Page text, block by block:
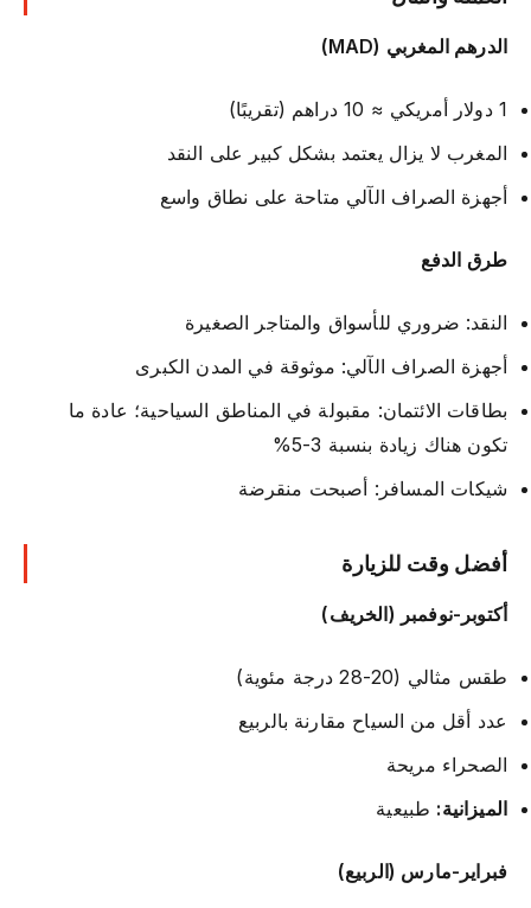
الدرهم المغربي (MAD)
1 دولار أمريكي ≈ 10 دراهم (تقريبًا)
المغرب لا يزال يعتمد بشكل كبير على النقد
أجهزة الصراف الآلي متاحة على نطاق واسع
طرق الدفع
النقد: ضروري للأسواق والمتاجر الصغيرة
أجهزة الصراف الآلي: موثوقة في المدن الكبرى
بطاقات الائتمان: مقبولة في المناطق السياحية؛ عادة ما
تكون هناك زيادة بنسبة 3-5%
شيكات المسافر: أصبحت منقرضة
أفضل وقت للزيارة
أكتوبر-نوفمبر (الخريف)
طقس مثالي (20-28 درجة مئوية)
عدد أقل من السياح مقارنة بالربيع
الصحراء مريحة
الميزانية: طبيعية
فبراير-مارس (الربيع)